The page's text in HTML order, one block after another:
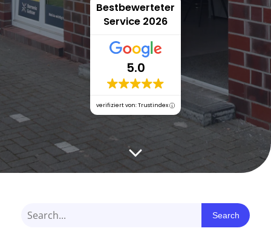
Bestbewerteter
Service 2026
5.0
verifiziert von: Trustindex
Search